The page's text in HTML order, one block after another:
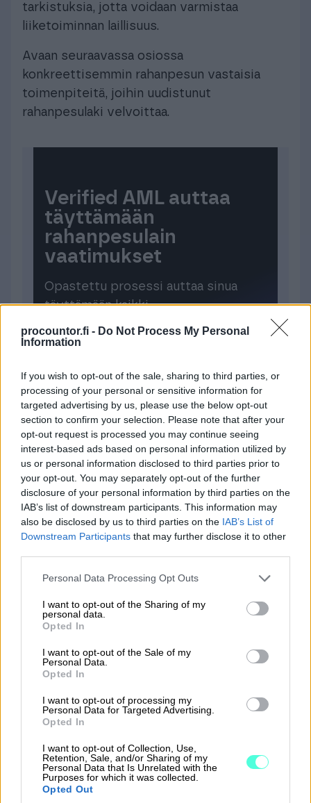
procountor.fi - Do Not Process My Personal
Information
If you wish to opt-out of the sale, sharing to third parties, or
processing of your personal or sensitive information for
targeted advertising by us, please use the below opt-out
section to confirm your selection. Please note that after your
opt-out request is processed you may continue seeing
interest-based ads based on personal information utilized by
us or personal information disclosed to third parties prior to
your opt-out. You may separately opt-out of the further
disclosure of your personal information by third parties on the
IAB’s list of downstream participants. This information may
also be disclosed by us to third parties on the IAB’s List of
Downstream Participants that may further disclose it to other
Please note that this website/app uses one or more Google
not limited to your visit or usage behaviour. You may click to
grant or deny consent to Google and its third-party tags to
use your data for below specified purposes in below Google
consent section.
Personal Data Processing Opt Outs
I want to opt-out of the Sharing of my
personal data.
Opted In
I want to opt-out of the Sale of my
Personal Data.
Opted In
I want to opt-out of processing my
Personal Data for Targeted Advertising.
Opted In
I want to opt-out of Collection, Use,
Retention, Sale, and/or Sharing of my
Personal Data that Is Unrelated with the
Purposes for which it was collected.
Opted Out
tarkistuksia, jotta voidaan varmistaa
liiketoiminnan laillisuus.
Avaan seuraavassa osiossa
konkreettisemmin rahanpesun vastaisia
toimenpiteitä, joihin uudistunut
rahanpesulaki velvoittaa.
Verified AML auttaa
täyttämään
rahanpesulain
vaatimukset
Opastettu prosessi auttaa sinua
täyttämään kaikki
rahanpesuvelvoitteiden mukaiset
toimenpiteet. Ei enää epävarmuutta
toimenpiteet hoidettu. Ota Verified
AML käyttöösi Finago Procountoriin.
tutustu Verified AML -
ratkaisuun
Rahanpesulaki – Laki
rahanpesun ja
terrorismin
rahoittamisen